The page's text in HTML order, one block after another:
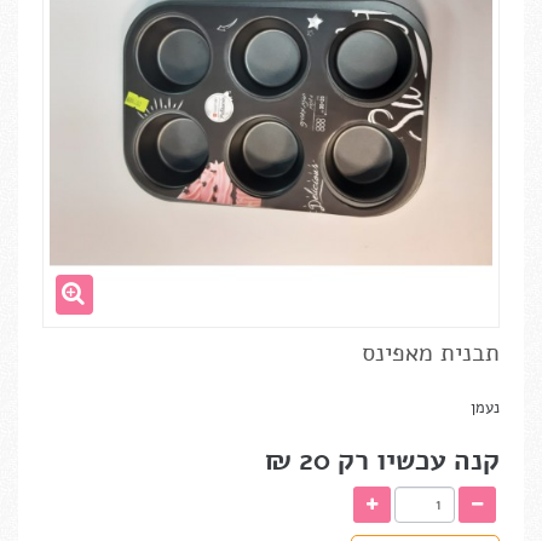
תבנית מאפינס
נעמן
קנה עכשיו רק 20 ₪‎